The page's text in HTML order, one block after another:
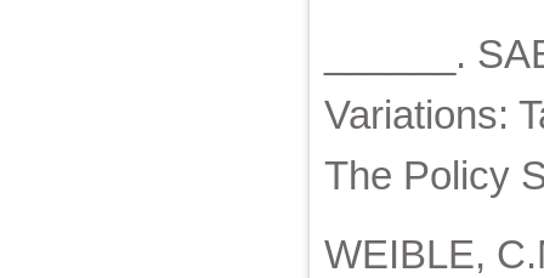
______.
Variations:
The Policy
WEIBLE,